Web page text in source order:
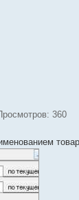
360